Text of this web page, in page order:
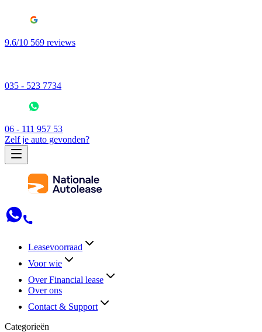
9.6/10 569 reviews
035 - 523 7734
06 - 111 957 53
Zelf je auto gevonden?
Leasevoorraad
Voor wie
Over Financial lease
Over ons
Contact & Support
Categorieën